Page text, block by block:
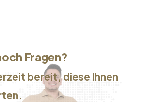
Fragen?
bereit, diese Ihnen